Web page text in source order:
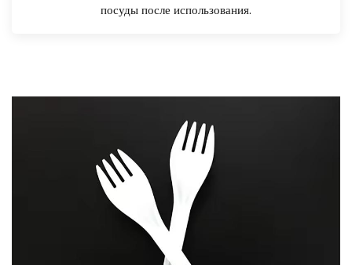
посуды после использования.